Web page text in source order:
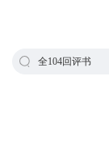
全104回评书